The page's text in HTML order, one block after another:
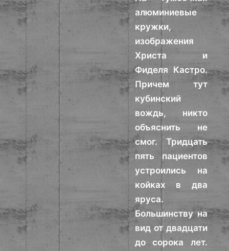
алюминиевые
кружки,
изображения
Христа и
Фиделя Кастро.
Причем тут
кубинский
вождь, никто
объяснить не
смог. Тридцать
пять пациентов
устроились на
койках в два
яруса.
Большинству на
вид от двадцати
до сорока лет.